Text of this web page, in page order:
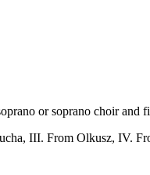
or soprano choir and
III. From Olkusz, IV.